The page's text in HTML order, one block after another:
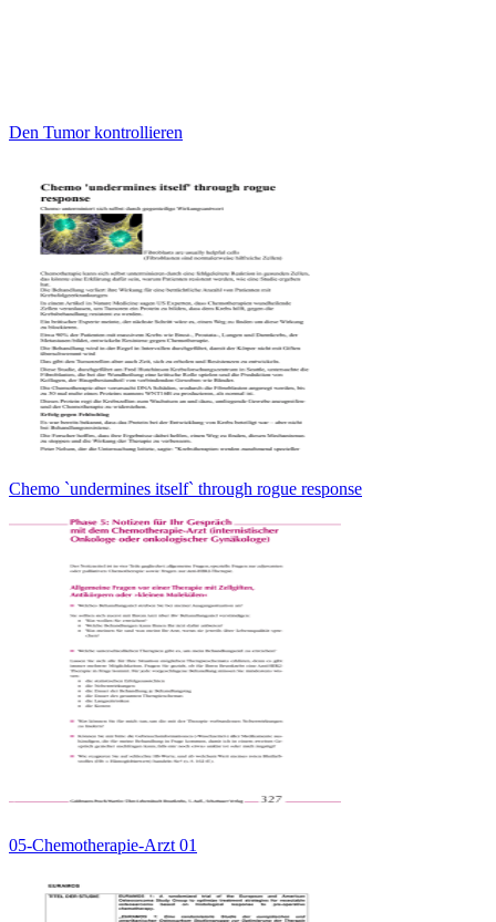
Den Tumor kontrollieren
Chemo `undermines itself` through rogue response
05-Chemotherapie-Arzt 01